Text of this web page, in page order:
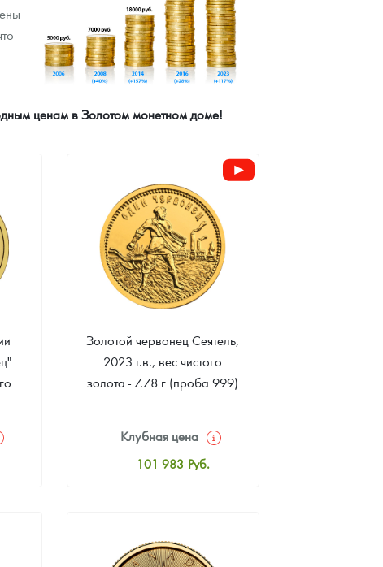
ценам в Золотом монетном доме!
Золотой червонец Сеятель,
2023 г.в., вес чистого
золота - 7.78 г (проба 999)
Клубная цена
101 983 Руб.
93 123 Руб.